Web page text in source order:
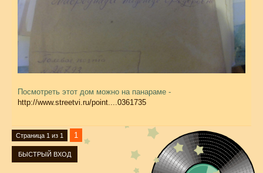
Посмотреть этот дом можно на панараме -
http://www.streetvi.ru/point....0361735
Страница 1 из 1 1